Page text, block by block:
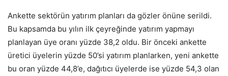
Ankette sektörün yatırım planları da gözler önüne serildi.
Bu kapsamda bu yılın ilk çeyreğinde yatırım yapmayı
planlayan üye oranı yüzde 38,2 oldu. Bir önceki ankette
üretici üyelerin yüzde 50’si yatırım planlarken, yeni ankette
bu oran yüzde 44,8’e, dağıtıcı üyelerde ise yüzde 54,3 olan